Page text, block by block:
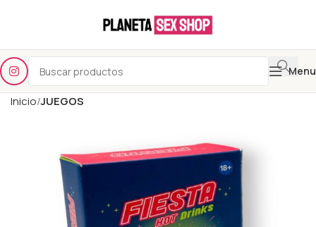
Menu
Inicio JUEGOS